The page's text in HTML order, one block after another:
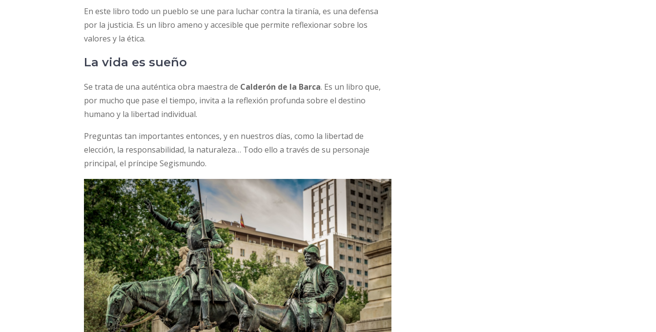
En este libro todo un pueblo se une para luchar contra la tiranía, es una defensa
por la justicia. Es un libro ameno y accesible que permite reflexionar sobre los
valores y la ética.
La vida es sueño
Se trata de una auténtica obra maestra de Calderón de la Barca. Es un libro que,
por mucho que pase el tiempo, invita a la reflexión profunda sobre el destino
humano y la libertad individual.
Preguntas tan importantes entonces, y en nuestros días, como la libertad de
elección, la responsabilidad, la naturaleza… Todo ello a través de su personaje
principal, el príncipe Segismundo.